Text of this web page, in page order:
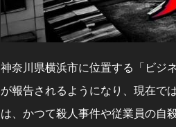
神奈川県横浜市に位置する「ビジ
が報告されるようになり、現在で
は、かつて殺人事件や従業員の自